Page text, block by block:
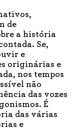
de
a história
Se,
e
originárias e
nos tempos
não
das vozes
É
das várias
e